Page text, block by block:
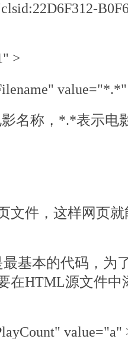
>
名称，*.*表示电
件，这样网页就
本的代码，为
在HTML源文件中
value="a"